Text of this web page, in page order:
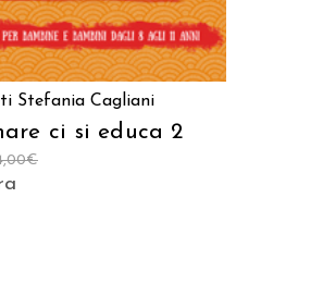
Stefania Cagliani
ci si educa 2
€